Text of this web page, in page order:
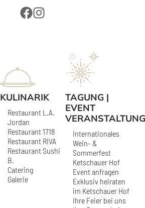
KULINARIK
Restaurant L.A.
Jordan
Restaurant 1718
Restaurant RIVA
Restaurant Sushi
B.
Catering
Galerie
TAGUNG |
EVENT
VERANSTALTUNG
Internationales
Wein- &
Sommerfest
Ketschauer Hof
Event anfragen
Exklusiv heiraten
im Ketschauer Hof
Ihre Feier bei uns